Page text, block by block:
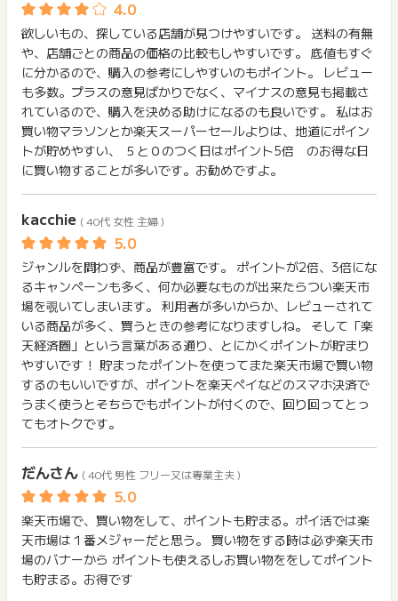
(2022年12月1日より)
※1商品につき、最大909円相当分までのポイント還元となりま
す。獲得予定ポイント反映時に909円相当分以上でポイントが
表示される場合がございますが、承認時に正しいポイント数へ
と変更されます。
また、還元率により変動いたしますので予めご了承下さい。
楽天ポイント、楽天キャッシュ充当分はポイント加算の対象で
す。
せん。
※お買い物かごに追加する前に各商品のレビューを見た場合
※お買い物かごに追加する前に別のサイトに訪問するなど店舗の外に
出てしまう行動
※楽天ROOMを経由して購入された場合
※送料・ラッピング料金
※ご注文後に注文内容の変更を行った場合
※楽天チケットの利用
※家族間（同居の親族など生計を同一にする）での購入の場合、誰か
と協力して購入する場合、転売目的の購入
【ポイント獲得対象条件】
※楽天市場内の、通常購入／共同購入／定期購入／頒布会購入／
ト獲得対象となります。
※定期購入・頒布会対象商品をご購入の場合、お届け回数に関わ
らず初回お届け分のみポイント獲得対象となります。
※楽天市場内にて複数回に分けて商品購入をされる場合は、購入
完了後、都度ポイントタウンの楽天市場のリンクから楽天市場
にアクセスしてご購入ください(引き続き購入されてもポイント
は加算されません)。
※ショップのクーポン・優待券を利用した場合、割引後の金額を
もとにポイントが加算されます。
い。
獲得待ち・獲得失敗の状態でお問い合わせされる際に、該当の
メールを送っていただく場合がございます。
そのため、紛失・破棄された場合は対応いたしかねますので、
ご注意ください。
(※) SafariやChromeなどwebサイトを表示するアプリのこと
があります。
欲しいもの、探している店舗が見つけやすいです。 送料の有無
や、店舗ごとの商品の価格の比較もしやすいです。 底値もすぐ
に分かるので、購入の参考にしやすいのもポイント。 レビュー
も多数。プラスの意見ばかりでなく、マイナスの意見も掲載さ
れているので、購入を決める助けになるのも良いです。 私はお
買い物マラソンとか楽天スーパーセールよりは、地道にポイン
トが貯めやすい、 ５と０のつく日はポイント5倍 のお得な日
に買い物することが多いです。お勧めですよ。
kacchie ( 40代 女性 主婦 )
ジャンルを問わず、商品が豊富です。 ポイントが2倍、3倍にな
るキャンペーンも多く、何か必要なものが出来たらつい楽天市
場を覗いてしまいます。 利用者が多いからか、レビューされて
いる商品が多く、買うときの参考になりますしね。 そして「楽
天経済圏」という言葉がある通り、とにかくポイントが貯まり
やすいです！ 貯まったポイントを使ってまた楽天市場で買い物
するのもいいですが、ポイントを楽天ペイなどのスマホ決済で
うまく使うとそちらでもポイントが付くので、回り回ってとっ
てもオトクです。
だんさん ( 40代 男性 フリー又は専業主夫 )
楽天市場で、買い物をして、ポイントも貯まる。ポイ活では楽
天市場は１番メジャーだと思う。 買い物をする時は必ず楽天市
場のバナーから ポイントも使えるしお買い物ををしてポイント
も貯まる。お得です